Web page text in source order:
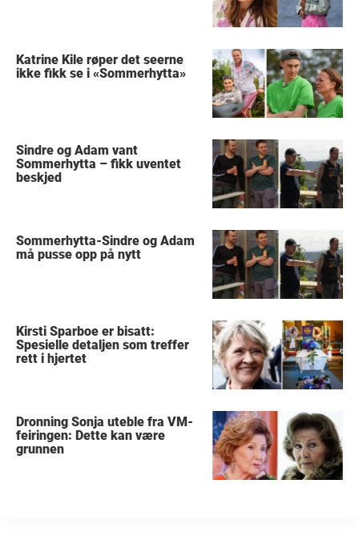
Katrine Kile røper det seerne
ikke fikk se i «Sommerhytta»
Sindre og Adam vant
Sommerhytta – fikk uventet
beskjed
Sommerhytta-Sindre og Adam
må pusse opp på nytt
Kirsti Sparboe er bisatt:
Spesielle detaljen som treffer
rett i hjertet
Dronning Sonja uteble fra VM-
feiringen: Dette kan være
grunnen